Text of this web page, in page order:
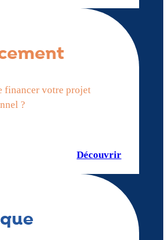
financer votre projet
?
Découvrir